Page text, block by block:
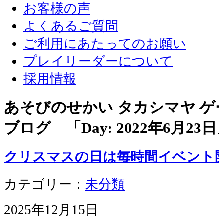
お客様の声
よくあるご質問
ご利用にあたってのお願い
プレイリーダーについて
採用情報
あそびのせかい タカシマヤ
ブログ 「Day: 2022年6月23日
クリスマスの日は毎時間イベン
カテゴリー： 未分類
2025年12月15日